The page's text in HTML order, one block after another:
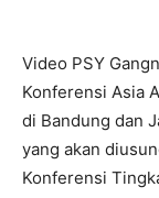
Video PSY
Konferensi Asia
di Bandung dan
yang akan
Konferensi